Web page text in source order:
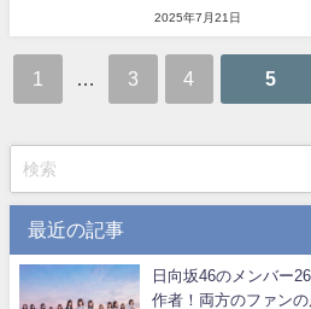
2025年7月21日
1 3 4 5
最近の記事
日向坂46のメンバー
作者！両方のファンの